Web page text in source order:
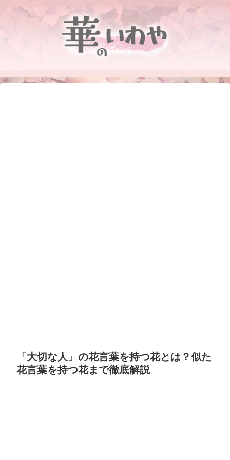
「大切な人」の花言葉を持つ花とは？似た
花言葉を持つ花まで徹底解説